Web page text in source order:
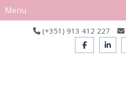
Menu
(+351) 913 412 227